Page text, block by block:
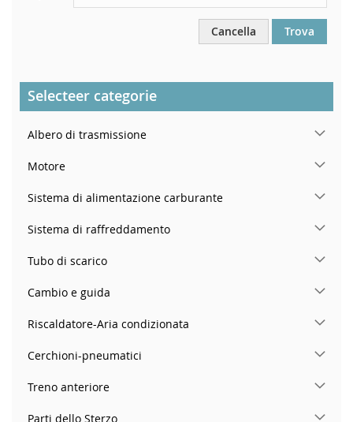
Cancella Trova
Selecteer categorie
Albero di trasmissione
Motore
Sistema di alimentazione carburante
Sistema di raffreddamento
Tubo di scarico
Cambio e guida
Riscaldatore-Aria condizionata
Cerchioni-pneumatici
Treno anteriore
Parti dello Sterzo